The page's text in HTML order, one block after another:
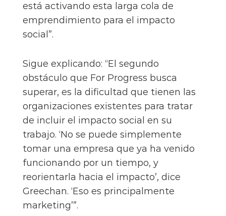
está activando esta larga cola de
emprendimiento para el impacto
social”.
Sigue explicando: “El segundo
obstáculo que For Progress busca
superar, es la dificultad que tienen las
organizaciones existentes para tratar
de incluir el impacto social en su
trabajo. ‘No se puede simplemente
tomar una empresa que ya ha venido
funcionando por un tiempo, y
reorientarla hacia el impacto’, dice
Greechan. ‘Eso es principalmente
marketing’”.